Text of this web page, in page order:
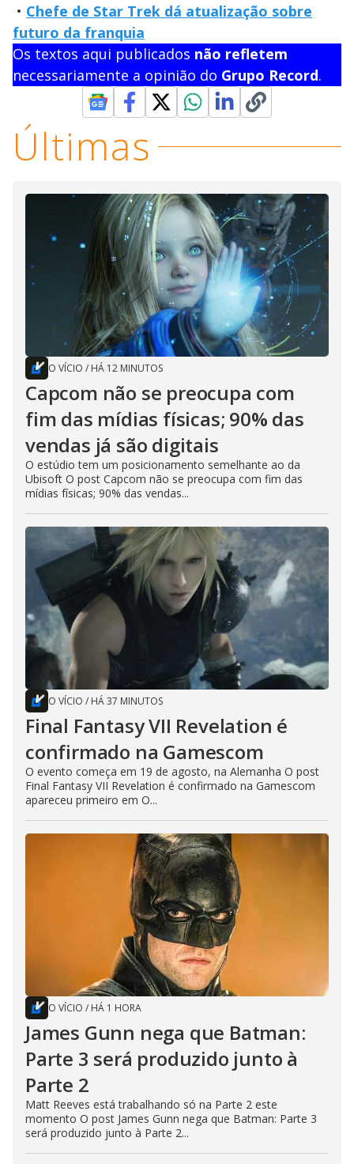
• Chefe de Star Trek dá atualização sobre
futuro da franquia
Os textos aqui publicados não refletem
necessariamente a opinião do Grupo Record.
Últimas
O VÍCIO / HÁ 12 MINUTOS
Capcom não se preocupa com
fim das mídias físicas; 90% das
vendas já são digitais
O estúdio tem um posicionamento semelhante ao da
Ubisoft O post Capcom não se preocupa com fim das
mídias físicas; 90% das vendas...
O VÍCIO / HÁ 37 MINUTOS
Final Fantasy VII Revelation é
confirmado na Gamescom
O evento começa em 19 de agosto, na Alemanha O post
Final Fantasy VII Revelation é confirmado na Gamescom
apareceu primeiro em O...
O VÍCIO / HÁ 1 HORA
James Gunn nega que Batman:
Parte 3 será produzido junto à
Parte 2
Matt Reeves está trabalhando só na Parte 2 este
momento O post James Gunn nega que Batman: Parte 3
será produzido junto à Parte 2...